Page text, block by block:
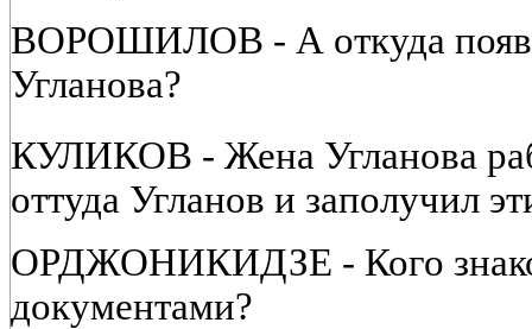
ВОРОШИЛОВ - А откуда
Угланова?
КУЛИКОВ - Жена Угланова
оттуда Угланов и заполучил
ОРДЖОНИКИДЗЕ - Кого
документами?